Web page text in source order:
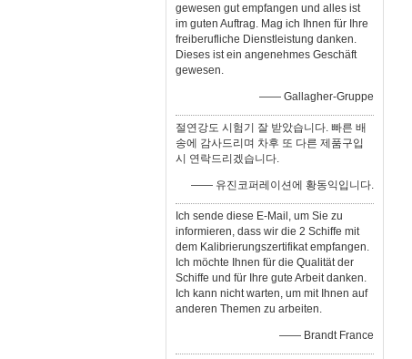
gewesen gut empfangen und alles ist
im guten Auftrag. Mag ich Ihnen für Ihre
freiberufliche Dienstleistung danken.
Dieses ist ein angenehmes Geschäft
gewesen.
—— Gallagher-Gruppe
절연강도 시험기 잘 받았습니다. 빠른 배
송에 감사드리며 차후 또 다른 제품구입
시 연락드리겠습니다.
—— 유진코퍼레이션에 황동익입니다.
Ich sende diese E-Mail, um Sie zu
informieren, dass wir die 2 Schiffe mit
dem Kalibrierungszertifikat empfangen.
Ich möchte Ihnen für die Qualität der
Schiffe und für Ihre gute Arbeit danken.
Ich kann nicht warten, um mit Ihnen auf
anderen Themen zu arbeiten.
—— Brandt France